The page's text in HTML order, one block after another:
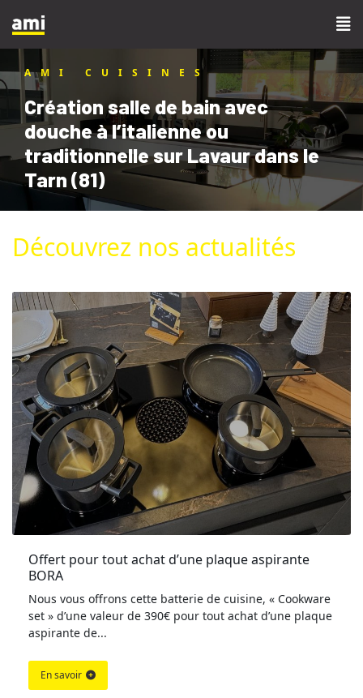
AMI CUISINES
Création salle de bain avec
douche à l’italienne ou
traditionnelle sur Lavaur dans le
Tarn (81)
Découvrez nos actualités
Offert pour tout achat d’une plaque aspirante
BORA
Nous vous offrons cette batterie de cuisine, « Cookware
set » d’une valeur de 390€ pour tout achat d’une plaque
aspirante de...
En savoir